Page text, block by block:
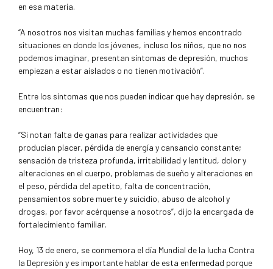
en esa materia.
“A nosotros nos visitan muchas familias y hemos encontrado
situaciones en donde los jóvenes, incluso los niños, que no nos
podemos imaginar, presentan síntomas de depresión, muchos
empiezan a estar aislados o no tienen motivación”.
Entre los síntomas que nos pueden indicar que hay depresión, se
encuentran:
“Si notan falta de ganas para realizar actividades que
producían placer, pérdida de energía y cansancio constante;
sensación de tristeza profunda, irritabilidad y lentitud, dolor y
alteraciones en el cuerpo, problemas de sueño y alteraciones en
el peso, pérdida del apetito, falta de concentración,
pensamientos sobre muerte y suicidio, abuso de alcohol y
drogas, por favor acérquense a nosotros”, dijo la encargada de
fortalecimiento familiar.
Hoy, 13 de enero, se conmemora el día Mundial de la lucha Contra
la Depresión y es importante hablar de esta enfermedad porque